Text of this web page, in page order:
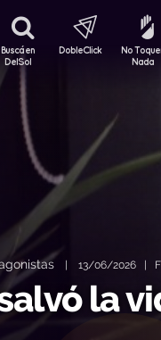
Buscá en
DelSol
DobleClick
No
Nada
| 13/06/2026 |
la